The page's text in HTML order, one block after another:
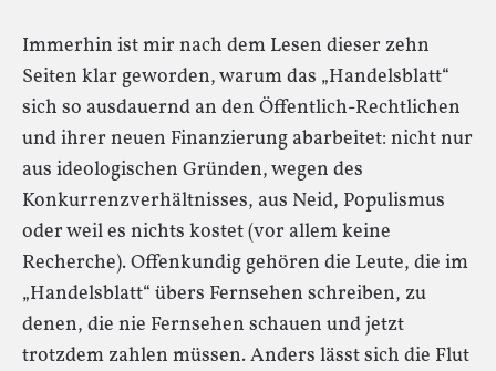
Immerhin ist mir nach dem Lesen dieser zehn
Seiten klar geworden, warum das „Handelsblatt“
sich so ausdauernd an den Öffentlich-Rechtlichen
und ihrer neuen Finanzierung abarbeitet: nicht nur
aus ideologischen Gründen, wegen des
Konkurrenzverhältnisses, aus Neid, Populismus
oder weil es nichts kostet (vor allem keine
Recherche). Offenkundig gehören die Leute, die im
„Handelsblatt“ übers Fernsehen schreiben, zu
denen, die nie Fernsehen schauen und jetzt
trotzdem zahlen müssen. Anders lässt sich die Flut